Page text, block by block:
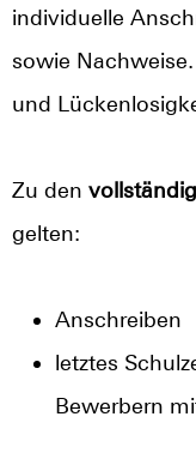
individuelle
sowie
und
Zu den
gelten:
Anschreiben
letztes
Bewerbern